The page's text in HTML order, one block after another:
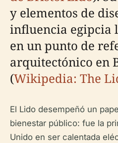
y elementos de
influencia egipcia
en un punto de
arquitectónico en
(Wikipedia: The
El Lido desempeñó un
bienestar público: fue la
Unido en ser calentada